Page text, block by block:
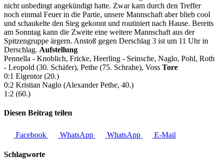
nicht unbedingt angekündigt hatte. Zwar kam durch den Treffer
noch einmal Feuer in die Partie, unsere Mannschaft aber blieb cool
und schaukelte den Sieg gekonnt und routiniert nach Hause. Bereits
am Sonntag kann die Zweite eine weitere Mannschaft aus der
Spitzengruppe ärgern. Anstoß gegen Derschlag 3 ist um 11 Uhr in
Derschlag. Aufstellung
Pennella - Knoblich, Fricke, Heerling - Seinsche, Naglo, Pohl, Roth
- Leopold (30. Schäfer), Pethe (75. Schrahe), Voss Tore
0:1 Eigentor (20.)
0:2 Kristian Naglo (Alexander Pethe, 40.)
1:2 (60.)
Diesen Beitrag teilen
Facebook WhatsApp WhatsApp E-Mail
Schlagworte